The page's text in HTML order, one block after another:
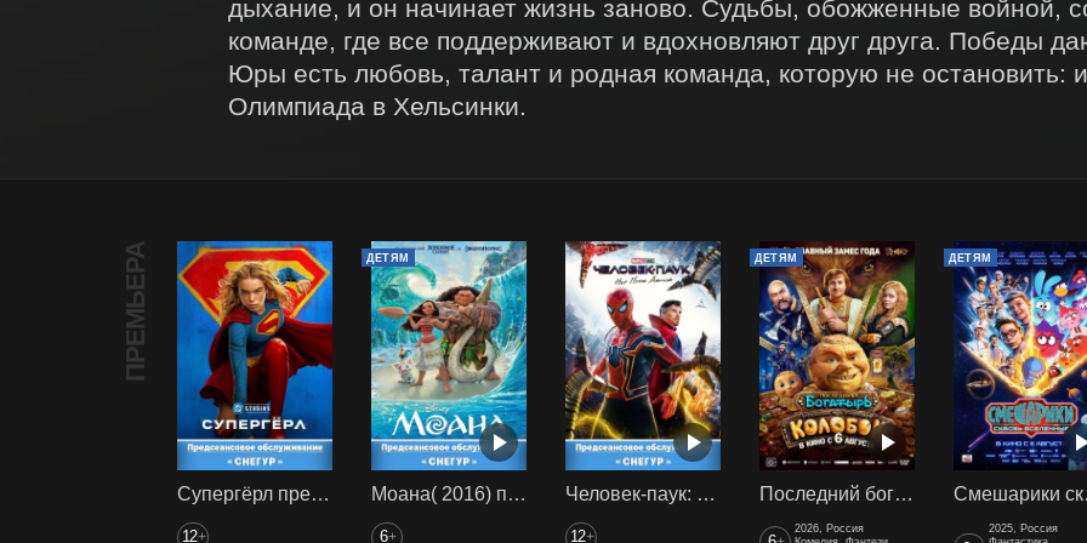
дыхание, и он начинает жизнь заново. Судьбы, обожженные войной,
команде, где все поддерживают и вдохновляют друг друга. Победы
Юры есть любовь, талант и родная команда, которую не остановить:
Олимпиада в Хельсинки.
ПРЕМЬЕРА
Супергёрл предс. обсл. Снегур
12+
ДЕТЯМ
Моана( 2016) предс. обсл. Снегур
6+
Человек-паук: Нет пути домой (2021) предс. обсл. Снегур
12+
ДЕТЯМ
Последний богатырь. Колобок
2026, Россия
ДЕТЯМ
2025, Россия